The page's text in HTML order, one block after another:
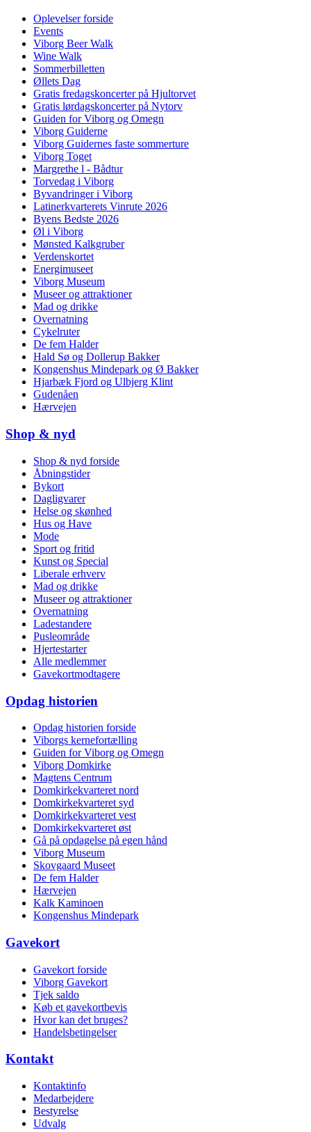
Oplevelser forside
Events
Viborg Beer Walk
Wine Walk
Sommerbilletten
Øllets Dag
Gratis fredagskoncerter på Hjultorvet
Gratis lørdagskoncerter på Nytorv
Guiden for Viborg og Omegn
Viborg Guiderne
Viborg Guidernes faste sommerture
Viborg Toget
Margrethe l - Bådtur
Torvedag i Viborg
Byvandringer i Viborg
Latinerkvarterets Vinrute 2026
Byens Bedste 2026
Øl i Viborg
Mønsted Kalkgruber
Verdenskortet
Energimuseet
Viborg Museum
Museer og attraktioner
Mad og drikke
Overnatning
Cykelruter
De fem Halder
Hald Sø og Dollerup Bakker
Kongenshus Mindepark og Ø Bakker
Hjarbæk Fjord og Ulbjerg Klint
Gudenåen
Hærvejen
Shop & nyd
Shop & nyd forside
Åbningstider
Bykort
Dagligvarer
Helse og skønhed
Hus og Have
Mode
Sport og fritid
Kunst og Special
Liberale erhverv
Mad og drikke
Museer og attraktioner
Overnatning
Ladestandere
Pusleområde
Hjertestarter
Alle medlemmer
Gavekortmodtagere
Opdag historien
Opdag historien forside
Viborgs kernefortælling
Guiden for Viborg og Omegn
Viborg Domkirke
Magtens Centrum
Domkirkekvarteret nord
Domkirkekvarteret syd
Domkirkekvarteret vest
Domkirkekvarteret øst
Gå på opdagelse på egen hånd
Viborg Museum
Skovgaard Museet
De fem Halder
Hærvejen
Kalk Kaminoen
Kongenshus Mindepark
Gavekort
Gavekort forside
Viborg Gavekort
Tjek saldo
Køb et gavekortbevis
Hvor kan det bruges?
Handelsbetingelser
Kontakt
Kontaktinfo
Medarbejdere
Bestyrelse
Udvalg